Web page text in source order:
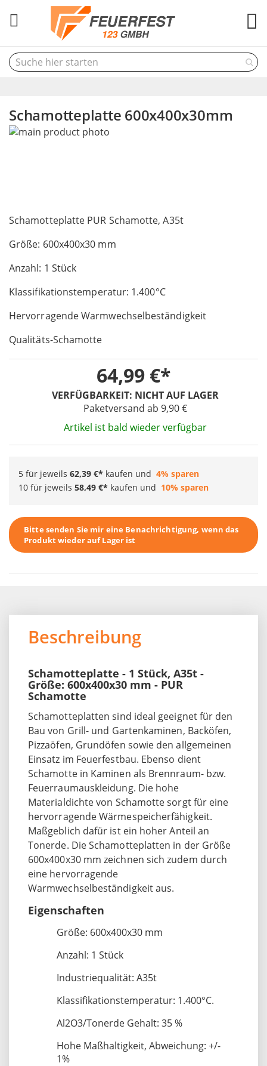
Schamotteplatte 600x400x30mm
Schamotteplatte PUR Schamotte, A35t
Größe: 600x400x30 mm
Anzahl: 1 Stück
Klassifikationstemperatur: 1.400°C
Hervorragende Warmwechselbeständigkeit
Qualitäts-Schamotte
VERFÜGBARKEIT: NICHT AUF LAGER
Paketversand ab 9,90 €
Artikel ist bald wieder verfügbar
64,99 €
5 für jeweils 62,39 € kaufen und 4% sparen
10 für jeweils 58,49 € kaufen und 10% sparen
Bitte senden Sie mir eine Benachrichtigung, wenn das
Produkt wieder auf Lager ist
Skip
gallery
to
beginning
the
images
gallery
Beschreibung
Schamotteplatte - 1 Stück, A35t -
Größe: 600x400x30 mm - PUR
Schamotte
Schamotteplatten sind ideal geeignet für den
Bau von Grill- und Gartenkaminen, Backöfen,
Pizzaöfen, Grundöfen sowie den allgemeinen
Einsatz im Feuerfestbau. Ebenso dient
Schamotte in Kaminen als Brennraum- bzw.
Feuerraumauskleidung. Die hohe
Materialdichte von Schamotte sorgt für eine
hervorragende Wärmespeicherfähigkeit.
Maßgeblich dafür ist ein hoher Anteil an
Tonerde. Die Schamotteplatten in der Größe
600x400x30 mm zeichnen sich zudem durch
eine hervorragende
Warmwechselbeständigkeit aus.
Eigenschaften
Größe: 600x400x30 mm
Anzahl: 1 Stück
Industriequalität: A35t
Klassifikationstemperatur: 1.400°C.
Al2O3/Tonerde Gehalt: 35 %
Hohe Maßhaltigkeit, Abweichung: +/-
1%